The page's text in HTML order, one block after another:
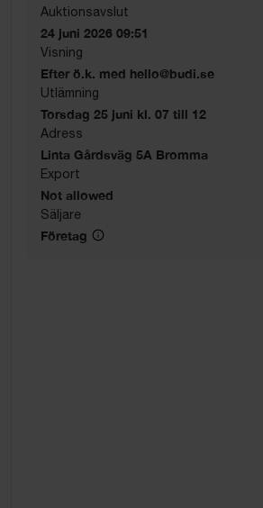
Auktionsavslut
24 juni 2026 09:51
Visning
Efter ö.k. med hello@budi.se
Utlämning
Torsdag 25 juni kl. 07 till 12
Adress
Linta Gårdsväg 5A Bromma
Export
Not allowed
Säljare
Företag